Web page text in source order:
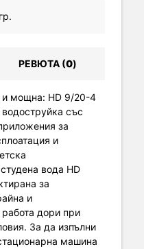
РЕВЮТА (0)
и мощна: HD 9/20-4
със
за
и
вода HD
за
и
дори при
За да изпълни
машина